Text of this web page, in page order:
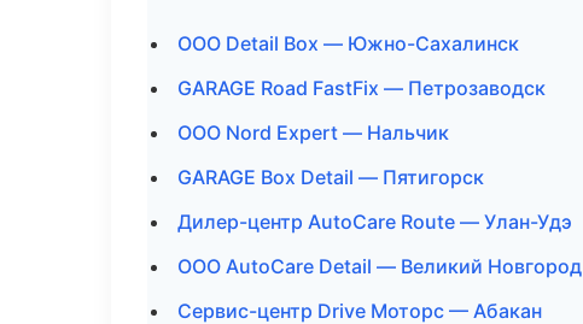
ООО Detail Box — Южно-Сахалинск
GARAGE Road FastFix — Петрозаводск
ООО Nord Expert — Нальчик
GARAGE Box Detail — Пятигорск
Дилер-центр AutoCare Route — Улан-Удэ
ООО AutoCare Detail — Великий Новгород
Сервис-центр Drive Моторс — Абакан